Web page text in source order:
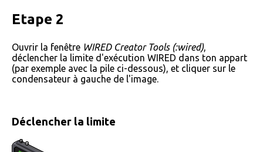
Etape 2
Ouvrir la fenêtre WIRED Creator Tools (:wired),
déclencher la limite d'exécution WIRED dans ton appart
(par exemple avec la pile ci-dessous), et cliquer sur le
condensateur à gauche de l'image.
Déclencher la limite